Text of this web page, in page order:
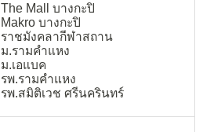
The Mall บางกะปิ
Makro บางกะปิ
ราชมังคลากีฬาสถาน
ม.รามคำแหง
ม.เอแบค
รพ.รามคำแหง
รพ.สมิติเวช ศรีนครินทร์